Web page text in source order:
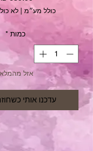
כולל מע״מ לא
כמות *
אזל
עדכנו אותי